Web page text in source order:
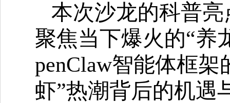
本次沙龙的科普
聚焦当下爆火的“养
penClaw智能体框
虾”热潮背后的机遇